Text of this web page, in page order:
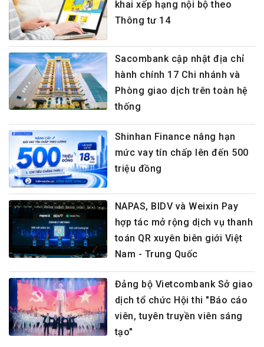
khai xếp hạng nội bộ theo
Thông tư 14
Sacombank cập nhật địa chỉ
hành chính 17 Chi nhánh và
Phòng giao dịch trên toàn hệ
thống
Shinhan Finance nâng hạn
mức vay tín chấp lên đến 500
triệu đồng
NAPAS, BIDV và Weixin Pay
hợp tác mở rộng dịch vụ thanh
toán QR xuyên biên giới Việt
Nam - Trung Quốc
Đảng bộ Vietcombank Sở giao
dịch tổ chức Hội thi "Báo cáo
viên, tuyên truyền viên sáng
tạo"